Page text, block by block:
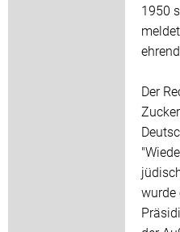
1950
Der
wurde